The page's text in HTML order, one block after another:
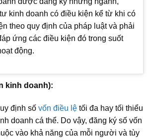
kinh doanh có điều kiện kể từ khi có
theo quy định của pháp luật và phải
ứng các điều kiện đó trong suốt
động.
kinh doanh):
định số vốn điều lệ tối đa hay tối thiểu
doanh cá thể. Do vậy, đăng ký số vốn
vào khả năng của mỗi người và tùy